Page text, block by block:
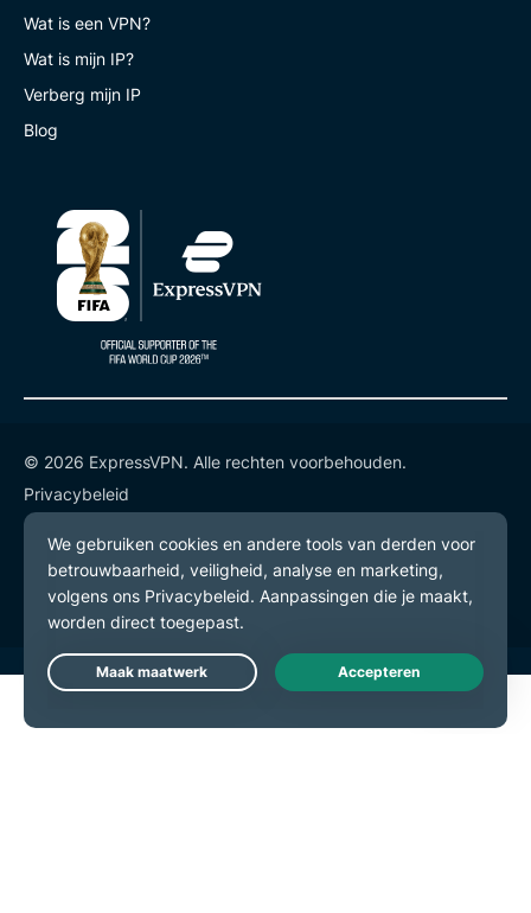
Wat is een VPN?
Wat is mijn IP?
Verberg mijn IP
Blog
© 2026 ExpressVPN. Alle rechten voorbehouden.
Privacybeleid
Gebruiksvoorwaarden
Cookievoorkeuren
Live Chat